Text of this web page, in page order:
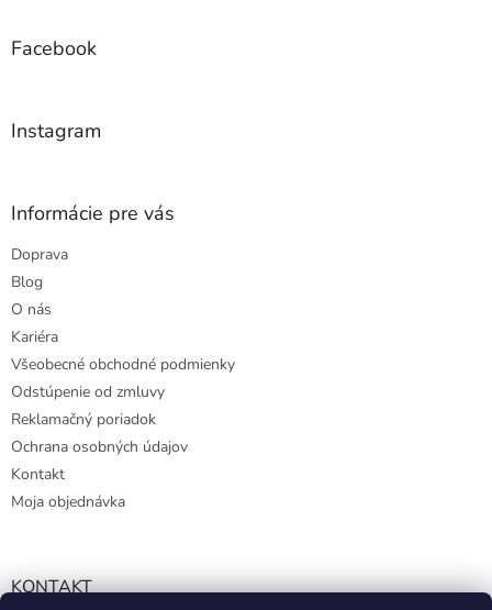
Facebook
Instagram
Informácie pre vás
Doprava
Blog
O nás
Kariéra
Všeobecné obchodné podmienky
Odstúpenie od zmluvy
Reklamačný poriadok
Ochrana osobných údajov
Kontakt
Moja objednávka
KONTAKT